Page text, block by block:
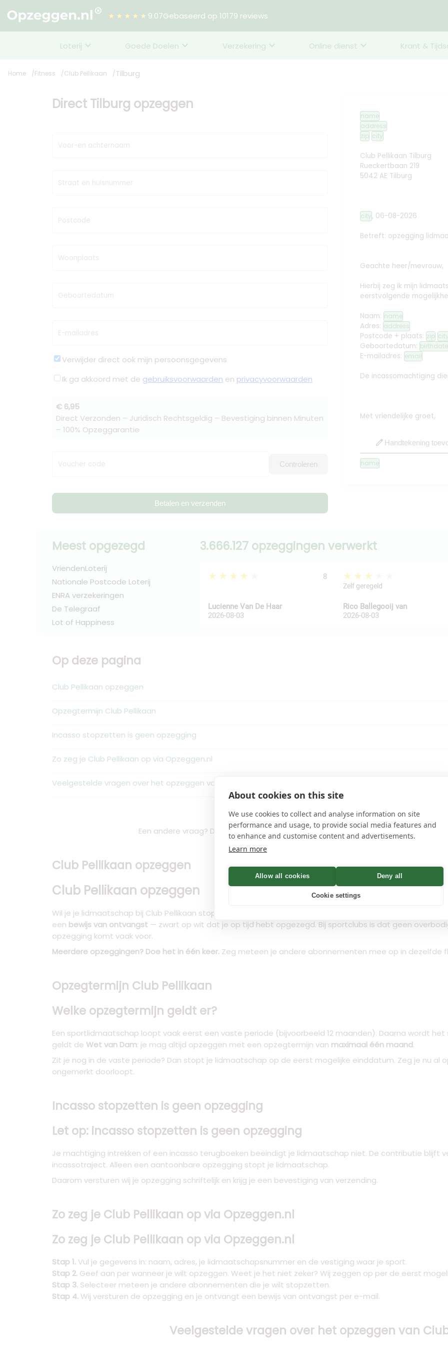
About cookies on this site
We use cookies to collect and analyse information on site
performance and usage, to provide social media features and
to enhance and customise content and advertisements.
Learn more
Allow all cookies Deny all
Cookie settings
★★★★★ 9.07Gebaseerd op 10179 reviews
Loterij Goede Doelen Verzekering Online dienst Krant &
Home Fitness Club Pellikaan Tilburg
Direct Tilburg opzeggen
Voor-en achternaam
Straat en huisnummer
Postcode
Woonplaats
Geboortedatum
E-mailadres
Verwijder direct ook mijn persoonsgegevens
Ik ga akkoord met de gebruiksvoorwaarden en privacyvoorwaarden
€ 6,95
Direct Verzonden – Juridisch Rechtsgeldig – Bevestiging binnen Minuten
– 100% Opzeggarantie
Voucher code Controleren
Betalen en verzenden
name
address
zip city
Club Pellikaan Tilburg
Rueckertbaan 219
5042 AE Tilburg
city, 06-08-2026
Betreft: opzegging
Geachte heer/mevrouw,
Hierbij zeg ik mijn
eerstvolgende
Naam: name
Adres: address
Postcode + plaats: zip city
Geboortedatum: birthdate
E-mailadres: email
De incassomachtiging
Met vriendelijke groet,
edit Handtekening
name
Meest opgezegd
VriendenLoterij
Nationale Postcode Loterij
ENRA verzekeringen
De Telegraaf
Lot of Happiness
3.666.127 opzeggingen verwerkt
★★★★★ 8
Lucienne Van De Haar
2026-08-03
★★★★★
Zelf geregeld
Rico Ballegooij van
2026-08-03
Op deze pagina
Club Pellikaan opzeggen
Opzegtermijn Club Pellikaan
Incasso stopzetten is geen opzegging
Zo zeg je Club Pellikaan op via Opzeggen.nl
Veelgestelde vragen over het opzeggen van Club Pellikaan
Een andere vraag? De snelste manier om het antwoord te vinden is via onzeveel
Club Pellikaan opzeggen
Club Pellikaan opzeggen
Wil je je lidmaatschap bij Club Pellikaan stopzetten? Via Opzeggen.nl regel je de opzegging in een paar
een bewijs van ontvangst — zwart op wit dat je op tijd hebt opgezegd. Bij sportclubs is dat geen
opzegging komt vaak voor.
Meerdere opzeggingen? Doe het in één keer. Zeg meteen je andere abonnementen mee op in dezelfde
Opzegtermijn Club Pellikaan
Welke opzegtermijn geldt er?
Een sportlidmaatschap loopt vaak eerst een vaste periode (bijvoorbeeld 12 maanden). Daarna wordt
geldt de Wet van Dam: je mag altijd opzeggen met een opzegtermijn van maximaal één maand.
Zit je nog in de vaste periode? Dan stopt je lidmaatschap op de eerst mogelijke einddatum. Zeg je nu al
ongemerkt doorloopt.
Incasso stopzetten is geen opzegging
Let op: incasso stopzetten is geen opzegging
Je machtiging intrekken of een incasso terugboeken beëindigt je lidmaatschap niet. De contributie blijft
incassotraject. Alleen een aantoonbare opzegging stopt je lidmaatschap.
Daarom versturen wij je opzegging schriftelijk en krijg je een bevestiging van verzending.
Zo zeg je Club Pellikaan op via Opzeggen.nl
Zo zeg je Club Pellikaan op via Opzeggen.nl
Stap 1. Vul je gegevens in: naam, adres, je lidmaatschapsnummer en de vestiging waar je sport.
Stap 2. Geef aan per wanneer je wilt opzeggen. Weet je het niet zeker? Wij zeggen op per de eerst
Stap 3. Selecteer meteen je andere abonnementen die je wilt stopzetten.
Stap 4. Wij versturen de opzegging en je ontvangt een bewijs van ontvangst per e-mail.
Veelgestelde vragen over het opzeggen van